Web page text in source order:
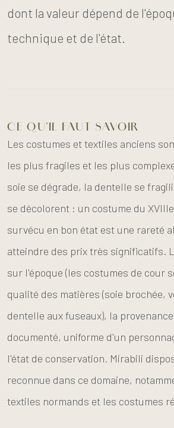
dont la valeur dépend de
technique et de l'état.
CE QU'IL FAUT SAVOIR
Les costumes et textiles anciens
les plus fragiles et les plus
soie se dégrade, la dentelle se
se décolorent : un costume du
survécu en bon état est une rareté
atteindre des prix très significatifs.
sur l'époque (les costumes de cour
qualité des matières (soie brochée,
dentelle aux fuseaux), la
documenté, uniforme d'un
l'état de conservation. Mirabili
reconnue dans ce domaine,
textiles normands et les costumes